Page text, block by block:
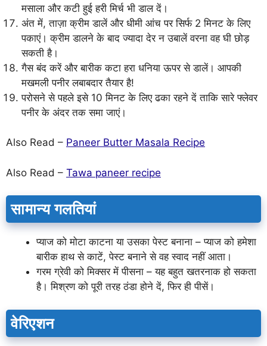
मसाला और कटी हुई हरी मिर्च भी डाल दें।
अंत में, ताज़ा क्रीम डालें और धीमी आंच पर सिर्फ 2 मिनट के लिए
पकाएं। क्रीम डालने के बाद ज्यादा देर न उबालें वरना वह घी छोड़
सकती है।
गैस बंद करें और बारीक कटा हरा धनिया ऊपर से डालें। आपकी
मखमली पनीर लबाबदार तैयार है!
परोसने से पहले इसे 10 मिनट के लिए ढका रहने दें ताकि सारे फ्लेवर
पनीर के अंदर तक समा जाएं।
Also Read – Paneer Butter Masala Recipe
Also Read – Tawa paneer recipe
सामान्य गलतियां
प्याज को मोटा काटना या उसका पेस्ट बनाना – प्याज को हमेशा
बारीक हाथ से काटें, पेस्ट बनाने से वह स्वाद नहीं आता।
गरम ग्रेवी को मिक्सर में पीसना – यह बहुत खतरनाक हो सकता
है। मिश्रण को पूरी तरह ठंडा होने दें, फिर ही पीसें।
वेरिएशन